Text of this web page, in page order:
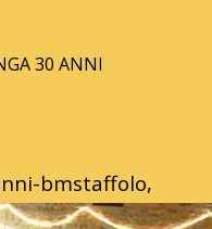
30 ANNI
bmstaffolo,